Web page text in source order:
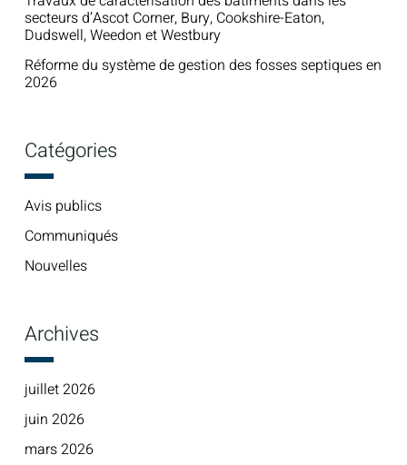
secteurs d’Ascot Corner, Bury, Cookshire-Eaton,
Dudswell, Weedon et Westbury
Réforme du système de gestion des fosses septiques en
2026
Catégories
Avis publics
Communiqués
Nouvelles
Archives
juillet 2026
juin 2026
mars 2026